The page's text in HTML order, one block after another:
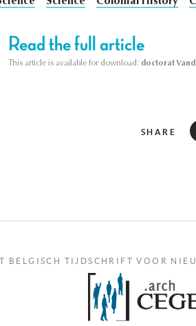
Read the full article
This article is available for download: doctorat
SHARE
BELGISCH TIJDSCHRIFT VOOR